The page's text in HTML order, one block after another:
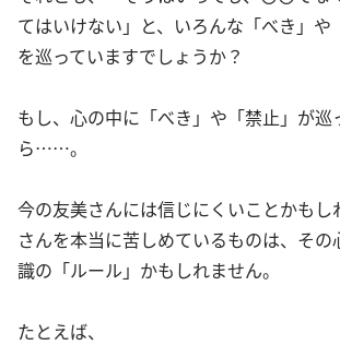
てはいけない」と、いろんな「べき」や
を巡っていますでしょうか？
もし、心の中に「べき」や「禁止」が巡
ら……。
今の友美さんには信じにくいことかもし
さんを本当に苦しめているものは、その
識の「ルール」かもしれません。
たとえば、